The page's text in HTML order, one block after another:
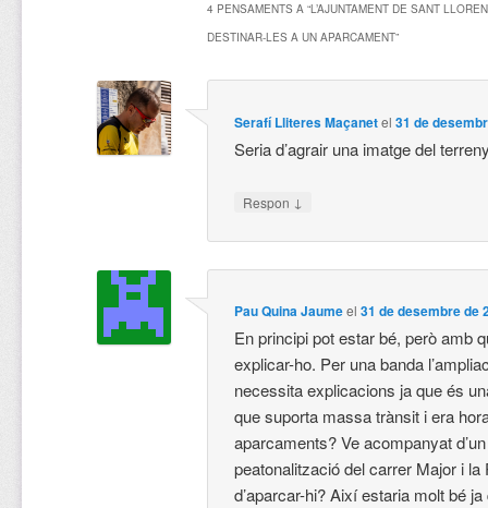
4 PENSAMENTS A “L’AJUNTAMENT DE SANT
DESTINAR-LES A UN APARCAMENT”
Serafí Lliteres Maçanetel31 de
Seria d’agrair una imatge del
Respon ↓
Pau Quina Jaumeel31 de desembre de
En principi pot estar bé, però amb
explicar-ho. Per una banda
necessita explicacions ja que és
que suporta massa trànsit i era
aparcaments? Ve acompanyat
peatonalització del carrer Major i
d’aparcar-hi? Així estaria molt bé